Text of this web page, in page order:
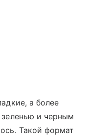
а более
зеленью и черным
Такой формат